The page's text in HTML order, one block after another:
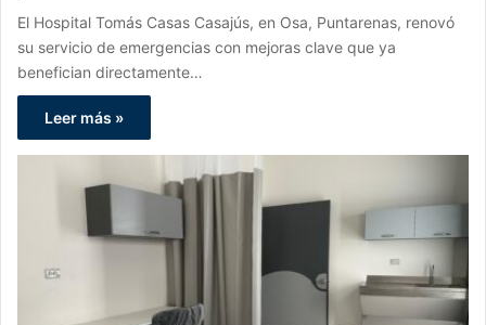
El Hospital Tomás Casas Casajús, en Osa, Puntarenas, renovó
su servicio de emergencias con mejoras clave que ya
benefician directamente…
Leer más »